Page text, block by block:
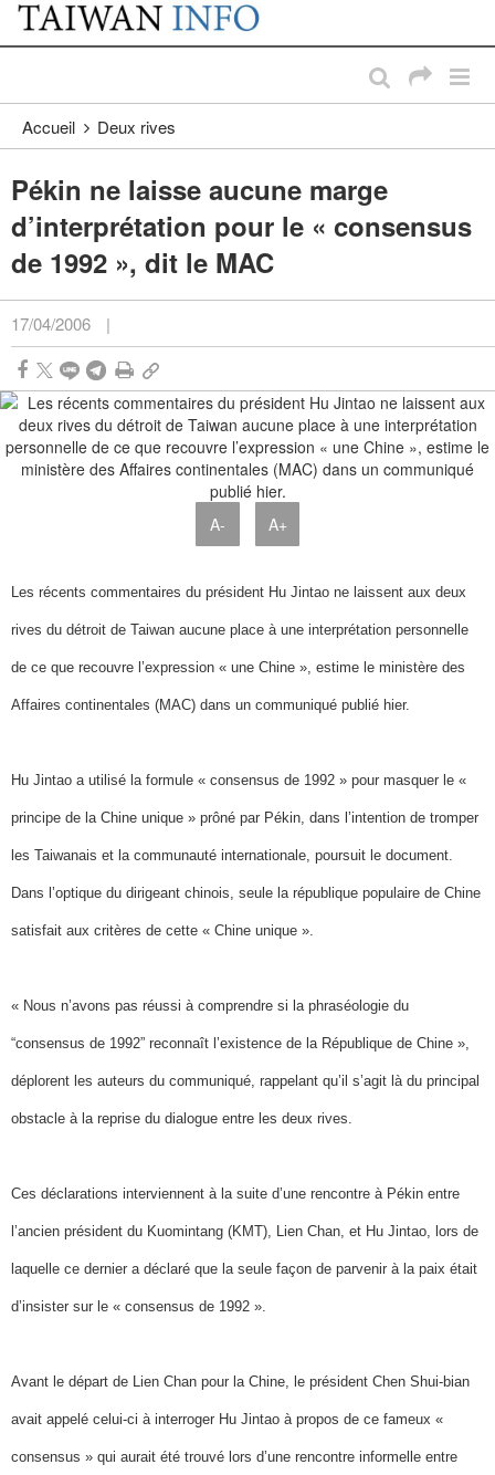
Passer au contenu principal
:::
Accueil Deux rives
Pékin ne laisse aucune marge
d’interprétation pour le « consensus
de 1992 », dit le MAC
17/04/2006 |
A- A+
Les récents commentaires du président Hu Jintao ne laissent aux deux
rives du détroit de Taiwan aucune place à une interprétation personnelle
de ce que recouvre l’expression « une Chine », estime le ministère des
Affaires continentales (MAC) dans un communiqué publié hier.
Hu Jintao a utilisé la formule « consensus de 1992 » pour masquer le «
principe de la Chine unique » prôné par Pékin, dans l’intention de tromper
les Taiwanais et la communauté internationale, poursuit le document.
Dans l’optique du dirigeant chinois, seule la république populaire de Chine
satisfait aux critères de cette « Chine unique ».
« Nous n’avons pas réussi à comprendre si la phraséologie du
“consensus de 1992” reconnaît l’existence de la République de Chine »,
déplorent les auteurs du communiqué, rappelant qu’il s’agit là du principal
obstacle à la reprise du dialogue entre les deux rives.
Ces déclarations interviennent à la suite d’une rencontre à Pékin entre
l’ancien président du Kuomintang (KMT), Lien Chan, et Hu Jintao, lors de
laquelle ce dernier a déclaré que la seule façon de parvenir à la paix était
d’insister sur le « consensus de 1992 ».
Avant le départ de Lien Chan pour la Chine, le président Chen Shui-bian
avait appelé celui-ci à interroger Hu Jintao à propos de ce fameux «
consensus » qui aurait été trouvé lors d’une rencontre informelle entre